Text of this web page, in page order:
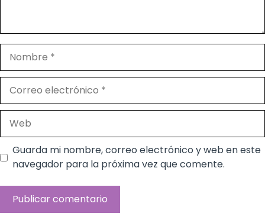
Nombre
electrónico
Guarda mi nombre, correo electrónico y web en este
navegador para la próxima vez que comente.